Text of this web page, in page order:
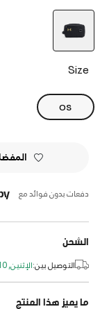
Size
OS
دفعات بدون فوائد مع
الشحن
التوصيل بين:الإثنين, 10 أغسطس - الأربعاء, 12 أغسطس
ما يميز هذا المنتج